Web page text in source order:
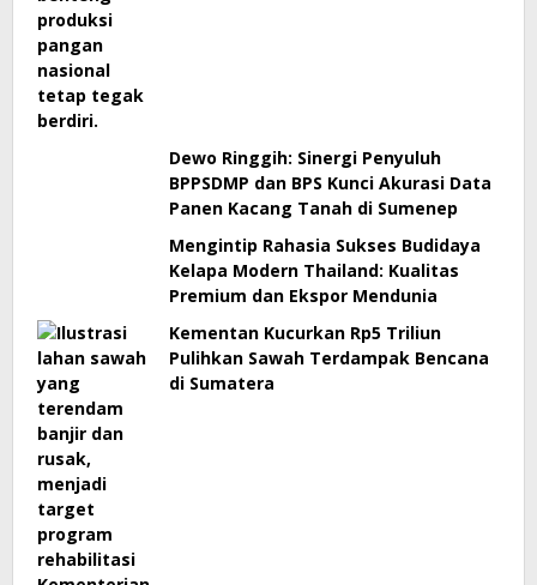
Dewo Ringgih: Sinergi Penyuluh
BPPSDMP dan BPS Kunci Akurasi Data
Panen Kacang Tanah di Sumenep
Mengintip Rahasia Sukses Budidaya
Kelapa Modern Thailand: Kualitas
Premium dan Ekspor Mendunia
Kementan Kucurkan Rp5 Triliun
Pulihkan Sawah Terdampak Bencana
di Sumatera